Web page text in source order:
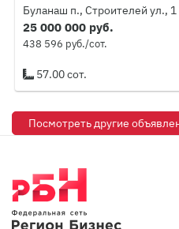
Буланаш п., Строителей ул., 1
25 000 000 руб.
438 596 руб./сот.
57.00 сот.
Посмотреть другие